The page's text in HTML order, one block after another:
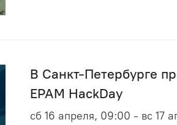
В Санкт-Петербурге
EPAM HackDay
сб 16 апреля, 09:00 - вс 17